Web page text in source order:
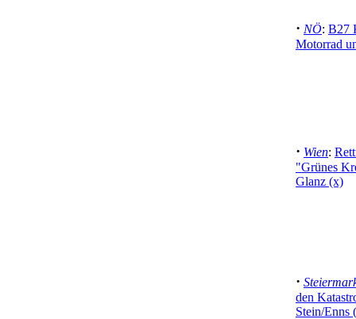
· NÖ: B27
Motorrad
· Wien:
"Grünes
Glanz (x)
·
den
Stein/Enns